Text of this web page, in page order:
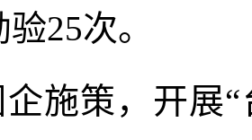
25次。
施策，开展“